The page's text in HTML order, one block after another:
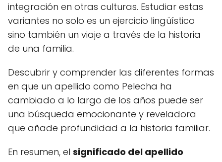
integración en otras culturas. Estudiar estas
variantes no solo es un ejercicio lingüístico
sino también un viaje a través de la historia
de una familia.
Descubrir y comprender las diferentes formas
en que un apellido como Pelecha ha
cambiado a lo largo de los años puede ser
una búsqueda emocionante y reveladora
que añade profundidad a la historia familiar.
En resumen, el significado del apellido